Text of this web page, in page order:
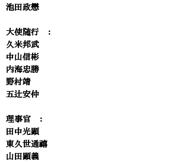
池田政懋
大使随行 ：
久米邦武
中山信彬
内海忠勝
野村靖
五辻安仲
理事官 ：
田中光顕
東久世通禧
山田顕義